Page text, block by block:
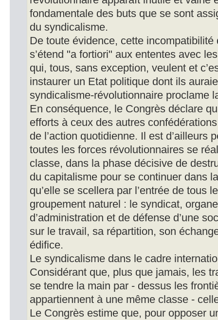
fondamentale des buts que se sont
du syndicalisme.
De toute évidence, cette incompatibilité
s’étend "a fortiori" aux ententes avec
qui, tous, sans exception, veulent et
instaurer un Etat politique dont ils
syndicalisme-révolutionnaire proclame
En conséquence, le Congrès déclare
efforts à ceux des autres
de l’action quotidienne. Il est d’ailleurs
toutes les forces révolutionnaires se
classe, dans la phase décisive de
du capitalisme pour se continuer dans
qu’elle se scellera par l’entrée de tous
groupement naturel : le syndicat,
d’administration et de défense d’une
sur le travail, sa répartition, son
édifice.
Le syndicalisme dans le cadre
Considérant que, plus que jamais, les
se tendre la main par - dessus les
appartiennent à une même classe -
Le Congrès estime que, pour opposer